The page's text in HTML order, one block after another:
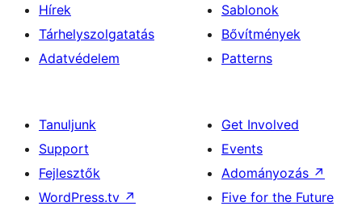
Hírek
Tárhelyszolgatatás
Adatvédelem
Sablonok
Bővítmények
Patterns
Tanuljunk
Support
Fejlesztők
WordPress.tv ↗
Get Involved
Events
Adományozás ↗
Five for the Future